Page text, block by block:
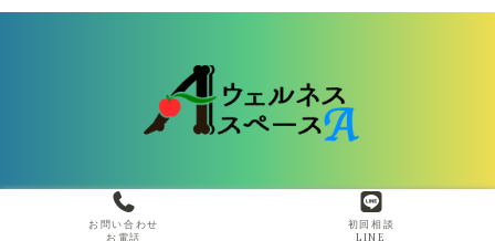
お問い合わせ
お電話
初回相談
LINE